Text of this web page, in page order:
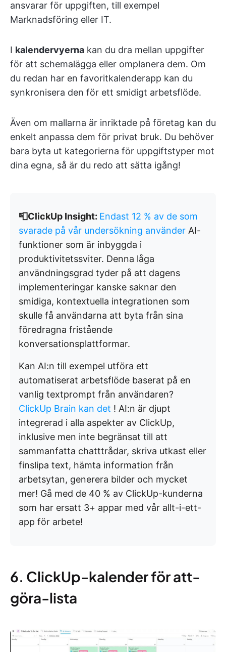
ansvarar för uppgiften, till exempel
Marknadsföring eller IT.
I kalendervyerna kan du dra mellan uppgifter
för att schemalägga eller omplanera dem. Om
du redan har en favoritkalenderapp kan du
synkronisera den för ett smidigt arbetsflöde.
Även om mallarna är inriktade på företag kan du
enkelt anpassa dem för privat bruk. Du behöver
bara byta ut kategorierna för uppgiftstyper mot
dina egna, så är du redo att sätta igång!
📮ClickUp Insight: Endast 12 % av de som
svarade på vår undersökning använder AI-
funktioner som är inbyggda i
produktivitetssviter. Denna låga
användningsgrad tyder på att dagens
implementeringar kanske saknar den
smidiga, kontextuella integrationen som
skulle få användarna att byta från sina
föredragna fristående
konversationsplattformar.
Kan AI:n till exempel utföra ett
automatiserat arbetsflöde baserat på en
vanlig textprompt från användaren?
ClickUp Brain kan det ! AI:n är djupt
integrerad i alla aspekter av ClickUp,
inklusive men inte begränsat till att
sammanfatta chatttrådar, skriva utkast eller
finslipa text, hämta information från
arbetsytan, generera bilder och mycket
mer! Gå med de 40 % av ClickUp-kunderna
som har ersatt 3+ appar med vår allt-i-ett-
app för arbete!
6. ClickUp-kalender för att-
göra-lista